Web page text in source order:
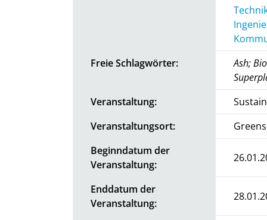
Freie Schlagwörter:
Ash;
Veranstaltung:
Veranstaltungsort:
Beginndatum der
Veranstaltung:
Enddatum der
Veranstaltung: